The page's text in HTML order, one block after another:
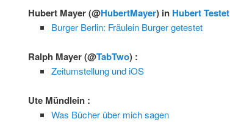
Hubert Mayer(@HubertMayer) in Hubert Testet
Burger Berlin: Fräulein Burger getestet
Ralph Mayer(@TabTwo) :
Zeitumstellung und iOS
Ute Mündlein :
Was Bücher über mich sagen